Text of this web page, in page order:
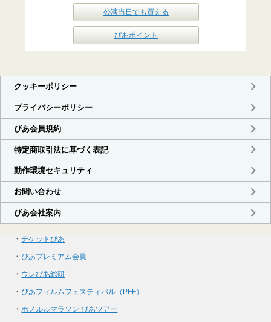
公演当日でも買える
ぴあポイント
・チケットぴあ
・ぴあプレミアム会員
・ ウレぴあ総研
・ぴあフィルムフェスティバル（PFF）
・ホノルルマラソン ぴあツアー